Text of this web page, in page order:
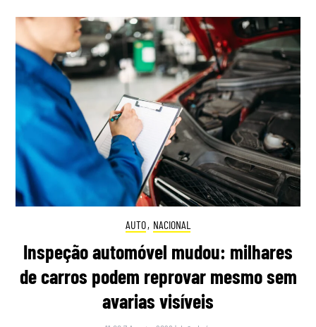
AUTO, NACIONAL
Inspeção automóvel mudou: milhares
de carros podem reprovar mesmo sem
avarias visíveis